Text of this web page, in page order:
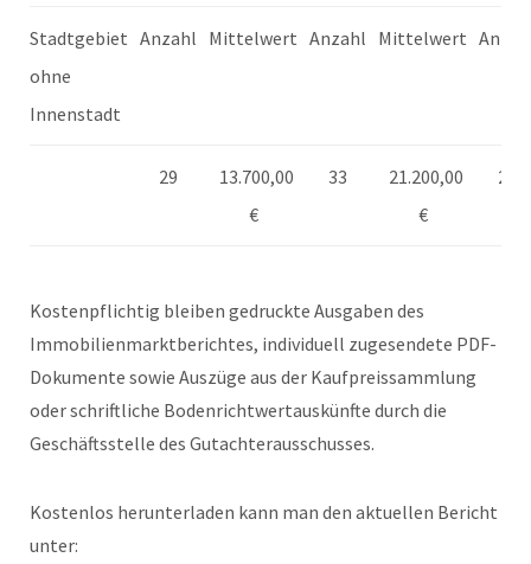
Stadtgebiet
ohne
Innenstadt
Anzahl Mittelwert Anzahl Mittelwert
29
13.700,00
€
33
21.200,00
€
21
Kostenpflichtig bleiben gedruckte Ausgaben des
Immobilienmarktberichtes, individuell zugesendete PDF-
Dokumente sowie Auszüge aus der Kaufpreissammlung
oder schriftliche Bodenrichtwertauskünfte durch die
Geschäftsstelle des Gutachterausschusses.
Kostenlos herunterladen kann man den aktuellen Bericht
unter: